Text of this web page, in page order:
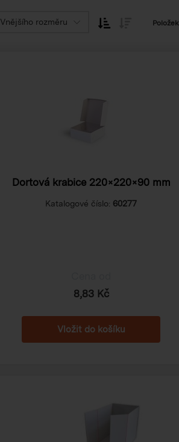
Vnějšího rozměru Položek
Dortová krabice 220×220×90 mm
Katalogové číslo: 60277
8,83 Kč